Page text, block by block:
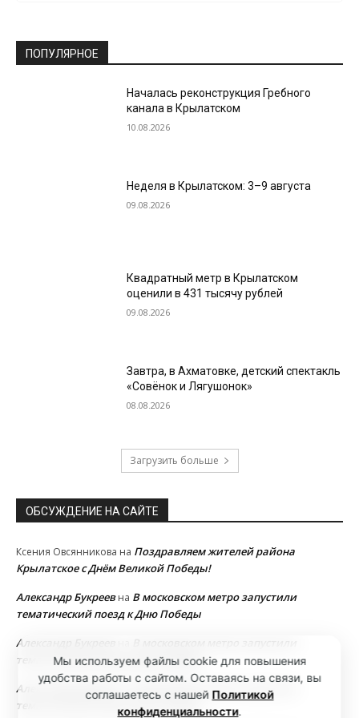
ПОПУЛЯРНОЕ
Началась реконструкция Гребного
канала в Крылатском
10.08.2026
Неделя в Крылатском: 3–9 августа
09.08.2026
Квадратный метр в Крылатском
оценили в 431 тысячу рублей
09.08.2026
Завтра, в Ахматовке, детский спектакль
«Совёнок и Лягушонок»
08.08.2026
Загрузить больше
ОБСУЖДЕНИЕ НА САЙТЕ
Ксения Овсянникова на Поздравляем жителей района
Крылатское с Днём Великой Победы!
Александр Букреевна В московском метро запустили
тематический поезд к Дню Победы
Александр Букреев
тематический поезд к Дню Победы
Александр Букреев
В московском метро запустили
тематический поезд к Дню Победы
Мы используем файлы cookie для повышения
удобства работы с сайтом. Оставаясь на связи, вы
соглашаетесь с нашей Политикой
конфиденциальности.